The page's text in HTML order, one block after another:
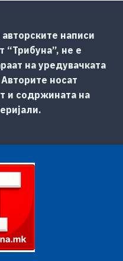
написи
“Трибуна”, не е
на уредувачката
носат
и содржината на